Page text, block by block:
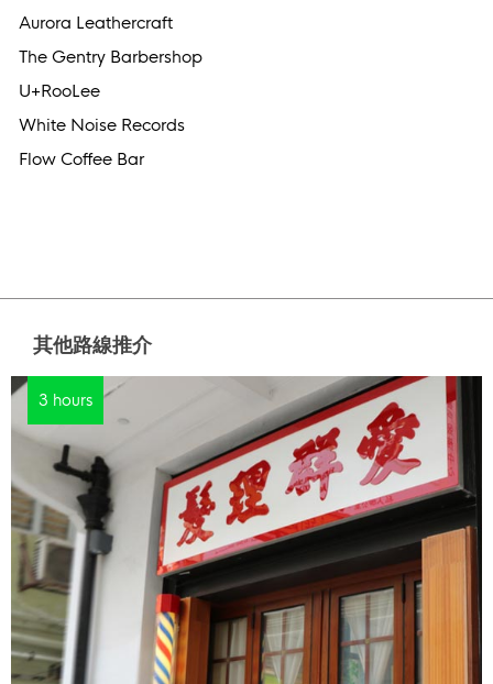
Aurora Leathercraft
The Gentry Barbershop
U+RooLee
White Noise Records
Flow Coffee Bar
其他路線推介
3 hours